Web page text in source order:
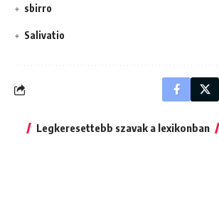
sbirro
Salivatio
Legkeresettebb szavak a lexikonban